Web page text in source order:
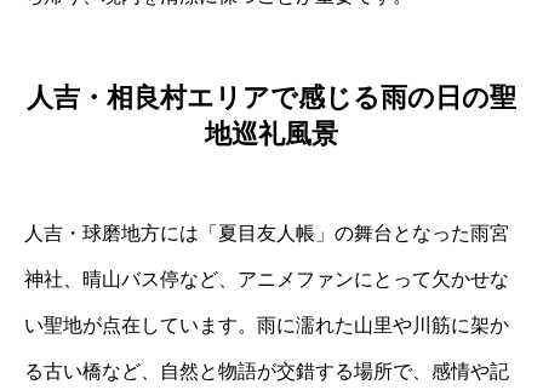
人吉・相良村エリアで感じる雨の日の聖
地巡礼風景
人吉・球磨地方には「夏目友人帳」の舞台となった雨宮
神社、晴山バス停など、アニメファンにとって欠かせな
い聖地が点在しています。雨に濡れた山里や川筋に架か
る古い橋など、自然と物語が交錯する場所で、感情や記